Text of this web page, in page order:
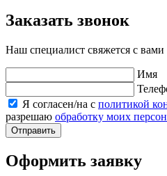
Заказать звонок
Наш специалист свяжется с
Имя
Я согласен/на с политикой
разрешаю обработку моих
Отправить
Оформить заявку